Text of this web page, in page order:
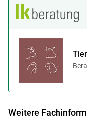
Weitere